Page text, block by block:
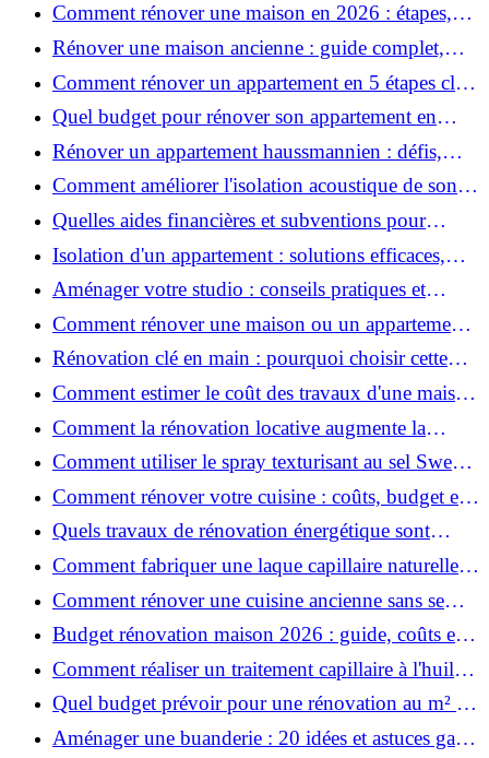
Comment rénover une maison en 2026 : étapes,
coûts et conseils ?
Rénover une maison ancienne : guide complet,
étapes, budget et astuces
Comment rénover un appartement en 5 étapes clés
?
Quel budget pour rénover son appartement en
2026 ?
Rénover un appartement haussmannien : défis,
conseils pratiques et estimation des prix
Comment améliorer l'isolation acoustique de son
appartement ?
Quelles aides financières et subventions pour
rénover votre appartement en 2026 ?
Isolation d'un appartement : solutions efficaces,
prix et conseils
Aménager votre studio : conseils pratiques et
erreurs à éviter
Comment rénover une maison ou un appartement
avec 50 000 € : budget, étapes et astuces ?
Rénovation clé en main : pourquoi choisir cette
solution et à quoi faire attention ?
Comment estimer le coût des travaux d'une maison
?
Comment la rénovation locative augmente la
rentabilité de votre parc immobilier ?
Comment utiliser le spray texturisant au sel Sweet
Salt pour des cheveux effet plage ?
Comment rénover votre cuisine : coûts, budget et
astuces bois ?
Quels travaux de rénovation énergétique sont
éligibles à MaPrimeRénov' ?
Comment fabriquer une laque capillaire naturelle
maison ?
Comment rénover une cuisine ancienne sans se
ruiner ?
Budget rénovation maison 2026 : guide, coûts et
astuces
Comment réaliser un traitement capillaire à l'huile
maison efficace ?
Quel budget prévoir pour une rénovation au m² en
2026 ?
Aménager une buanderie : 20 idées et astuces gain